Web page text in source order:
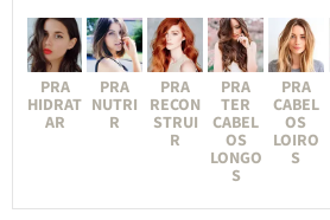
PRA
HIDRAT
AR
PRA
NUTRI
R
PRA
RECON
STRUI
R
PRA
TER
CABEL
OS
LONGO
S
PRA
CABEL
OS
LOIRO
S